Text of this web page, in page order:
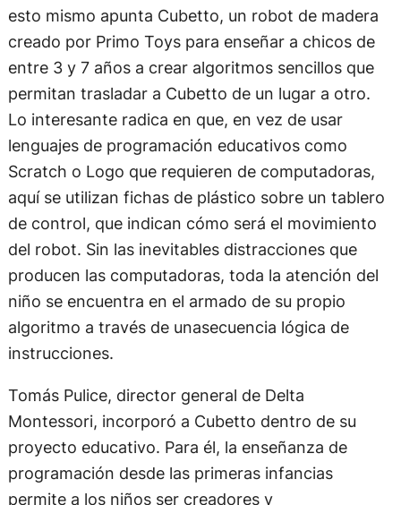
esto mismo apunta Cubetto, un robot de madera
creado por Primo Toys para enseñar a chicos de
entre 3 y 7 años a crear algoritmos sencillos que
permitan trasladar a Cubetto de un lugar a otro.
Lo interesante radica en que, en vez de usar
lenguajes de programación educativos como
Scratch o Logo que requieren de computadoras,
aquí se utilizan fichas de plástico sobre un tablero
de control, que indican cómo será el movimiento
del robot. Sin las inevitables distracciones que
producen las computadoras, toda la atención del
niño se encuentra en el armado de su propio
algoritmo a través de unasecuencia lógica de
instrucciones.
Tomás Pulice, director general de Delta
Montessori, incorporó a Cubetto dentro de su
proyecto educativo. Para él, la enseñanza de
programación desde las primeras infancias
permite a los niños ser creadores y